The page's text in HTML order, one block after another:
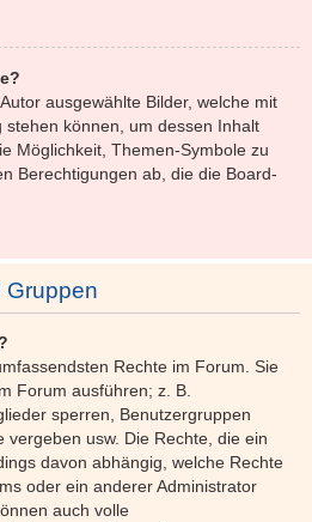
ausgewählte Bilder, welche mit
können, um dessen Inhalt
Möglichkeit, Themen-Symbole zu
Berechtigungen ab, die die Board-
Gruppen
Rechte im Forum. Sie
Forum ausführen; z. B.
sperren, Benutzergruppen
usw. Die Rechte, die ein
davon abhängig, welche Rechte
oder ein anderer Administrator
auch volle